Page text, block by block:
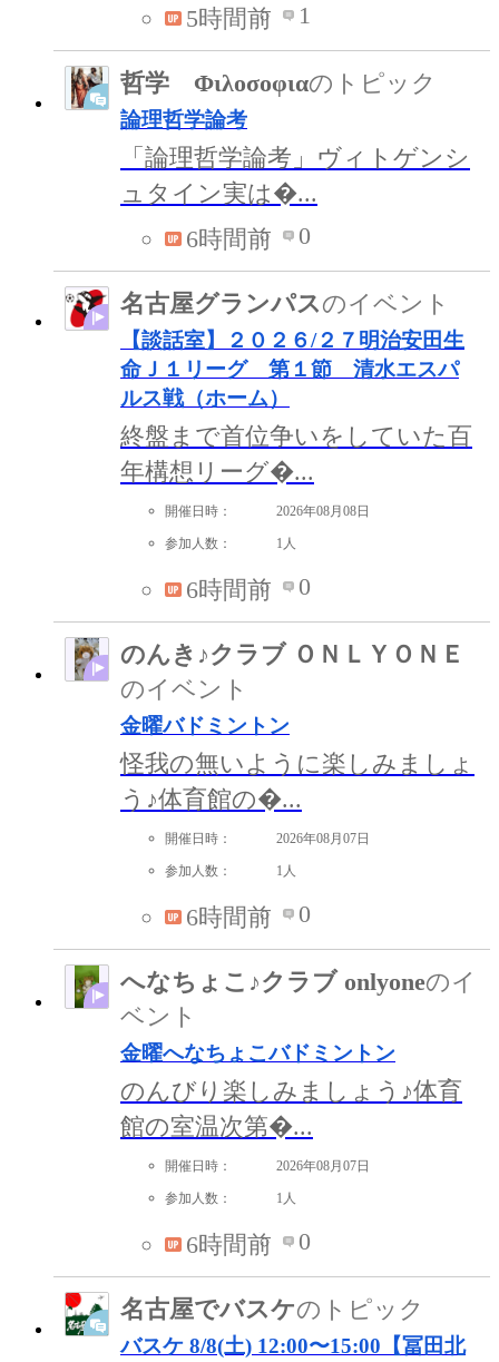
5時間前 1
哲学 Φιλοσοφιαのトピック
論理哲学論考
「論理哲学論考」ヴィトゲンシ
ュタイン実は�...
6時間前
0
名古屋グランパスのイベント
【談話室】２０２６/２７明治安田生
命Ｊ１リーグ 第１節 清水エスパ
ルス戦（ホーム）
終盤まで首位争いをしていた百
年構想リーグ�...
開催日時： 2026年08月08日
参加人数： 1人
6時間前 0
のんき♪クラブ ＯＮＬＹＯＮＥ
のイベント
金曜バドミントン
怪我の無いように楽しみましょ
う♪体育館の�...
開催日時： 2026年08月07日
参加人数： 1人
6時間前 0
へなちょこ♪クラブ onlyoneのイ
ベント
金曜へなちょこバドミントン
のんびり楽しみましょう♪体育
館の室温次第�...
開催日時： 2026年08月07日
参加人数： 1人
6時間前 0
名古屋でバスケのトピック
バスケ 8/8(土) 12:00〜15:00【冨田北